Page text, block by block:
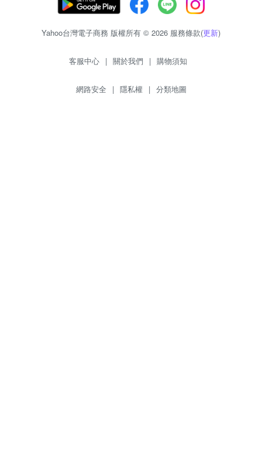
Yahoo台灣電子商務 版權所有 © 2026 服務條款(更新)
客服中心 | 關於我們 | 購物須知
網路安全 | 隱私權 | 分類地圖